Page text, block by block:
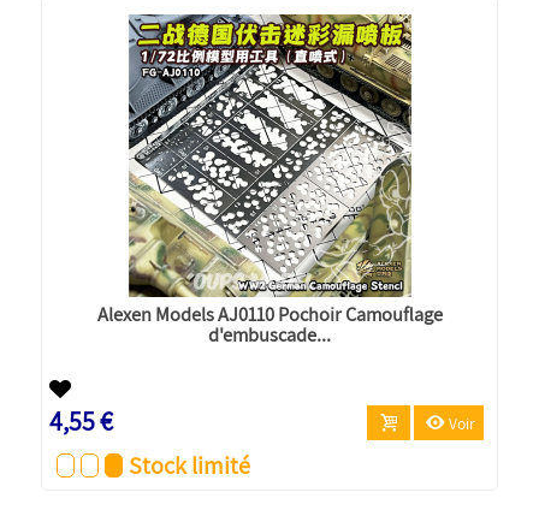
Alexen Models AJ0110 Pochoir Camouflage
d'embuscade...
4,55 € Voir
Stock limité